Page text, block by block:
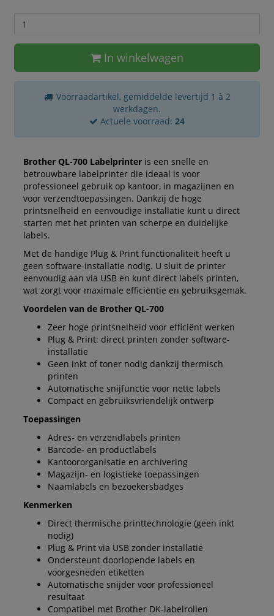
In winkelwagen
Voorraadartikel, gemiddelde levertijd 1 à 2
werkdagen.
Actuele voorraad: 24
Brother QL-700 Labelprinteris een snelle en
betrouwbare labelprinter die ideaal is voor
professioneel gebruik op kantoor, in magazijnen en
voor verzendtoepassingen. Dankzij de hoge
printsnelheid en eenvoudige installatie kunt u direct
starten met het printen van scherpe en duidelijke
labels.
Met de handige Plug & Print functionaliteit heeft u
geen software-installatie nodig. U sluit de printer
eenvoudig aan via USB en kunt direct labels printen,
wat zorgt voor maximale efficiëntie en gebruiksgemak.
Voordelen van de Brother QL-700
Zeer hoge printsnelheid voor efficiënt werken
Plug & Print: direct printen zonder software-
installatie
Geen inkt of toner nodig dankzij thermisch
printen
Automatische snijfunctie voor nette labels
Compact en gebruiksvriendelijk ontwerp
Toepassingen
Adres- en verzendlabels printen
Barcode- en productlabels
Kantoororganisatie en archivering
Magazijn- en logistieke toepassingen
Naamlabels en bezoekersbadges
Kenmerken
Direct thermische printtechnologie (geen inkt
nodig)
Plug & Print via USB zonder installatie
Ondersteunt doorlopende labels en
voorgesneden etiketten
Automatische snijder voor professioneel
resultaat
Compatibel met Brother DK-labelrollen